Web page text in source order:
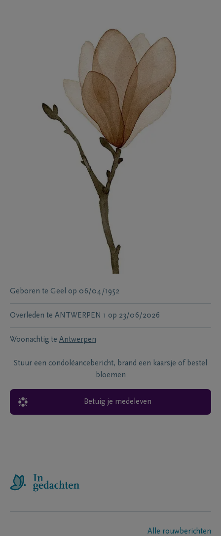
Geboren te Geel op 06/04/1952
Overleden te ANTWERPEN 1 op 23/06/2026
Woonachtig te Antwerpen
Stuur een condoléancebericht, brand een kaarsje of bestel
bloemen
Betuig je medeleven
Alle rouwberichten